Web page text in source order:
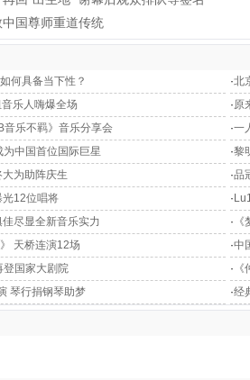
国尊师重道传统
何具备当下性？ ·北
乐人嗨爆全场 ·原
音乐不羁》音乐分享会 ·一
中国首位国际巨星 ·黎
为助阵庆生 ·品
光12位唱将 ·
尽显全新音乐实力 ·
天桥连演12场 ·中
登国家大剧院 ·
琴行捐钢琴助梦 ·经